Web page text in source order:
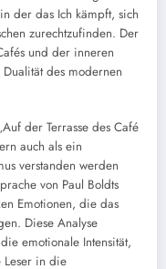
der das Ich kämpft, sich
zurechtzufinden. Der
und der inneren
des modernen
der Terrasse des Café
auch als ein
verstanden werden
von Paul Boldts
Emotionen, die das
Diese Analyse
emotionale Intensität,
Leser in die